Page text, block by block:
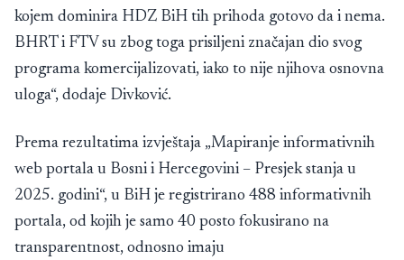
kojem dominira HDZ BiH tih prihoda gotovo da i nema.
BHRT i FTV su zbog toga prisiljeni značajan dio svog
programa komercijalizovati, iako to nije njihova osnovna
uloga“, dodaje Divković.
Prema rezultatima izvještaja „Mapiranje informativnih
web portala u Bosni i Hercegovini – Presjek stanja u
2025. godini“, u BiH je registrirano 488 informativnih
portala, od kojih je samo 40 posto fokusirano na
transparentnost, odnosno imaju